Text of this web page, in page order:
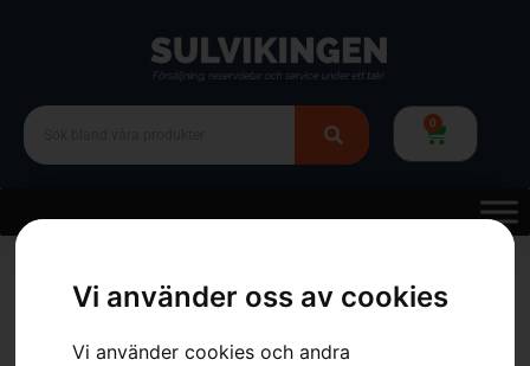
Vi använder oss av cookies
Vi använder cookies och andra
0
Gräsklippare
Husqvarna LB 144i utan batteri och laddare